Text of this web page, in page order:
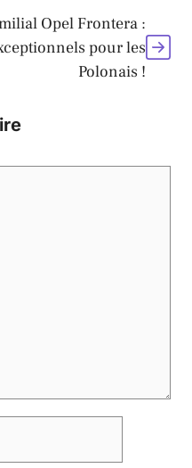
Opel Frontera :
pour les
Polonais !